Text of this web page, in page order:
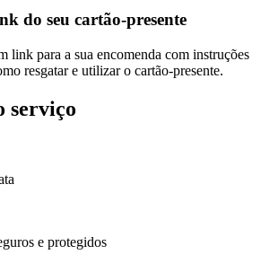
do seu cartão-presente
link para a sua encomenda com instruções
resgatar e utilizar o cartão-presente.
serviço
e protegidos